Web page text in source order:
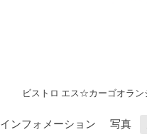
ビストロ エス☆カーゴオラン
インフォメーション 写真